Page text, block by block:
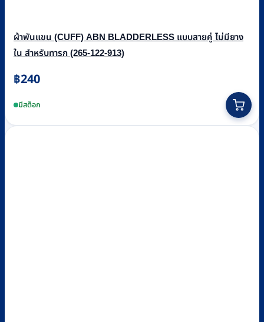
ผ้าพันแขน (CUFF) ABN BLADDERLESS แบบสายคู่ ไม่มียาง
ใน สำหรับทารก (265-122-913)
฿240
มีสต็อก